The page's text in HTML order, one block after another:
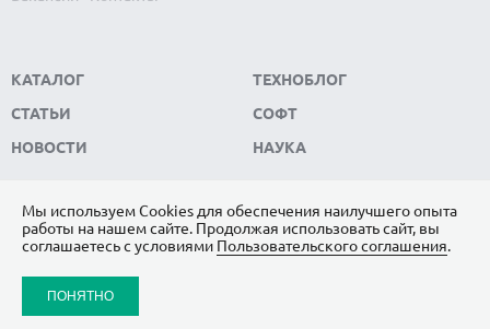
КАТАЛОГ
СТАТЬИ
НОВОСТИ
ТЕХНОБЛОГ
СОФТ
НАУКА
ПОДПИШИТЕСЬ НА НАС
ЯНДЕКС.ДЗЕН
ВКОНТАКТЕ
Мы используем Сookies для обеспечения наилучшего опыта
работы на нашем сайте. Продолжая использовать сайт, вы
соглашаетесь с условиями Пользовательского соглашения.
ПОНЯТНО